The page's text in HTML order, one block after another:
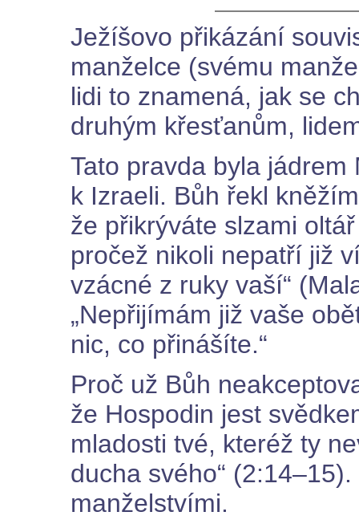
Ježíšovo přikázání
manželce (svému
lidi to znamená, jak se
druhým křesťanům,
Tato pravda byla
k Izraeli. Bůh řekl
že přikrýváte slzami
pročež nikoli nepatří již
vzácné z ruky vaší“
„Nepřijímám již vaše
nic, co přinášíte.“
Proč už Bůh
že Hospodin jest
mladosti tvé, kteréž ty
ducha svého“
manželstvími.